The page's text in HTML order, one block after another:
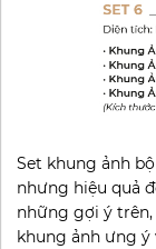
Set khung ảnh
nhưng hiệu quả
những gợi ý
khung ảnh ưng